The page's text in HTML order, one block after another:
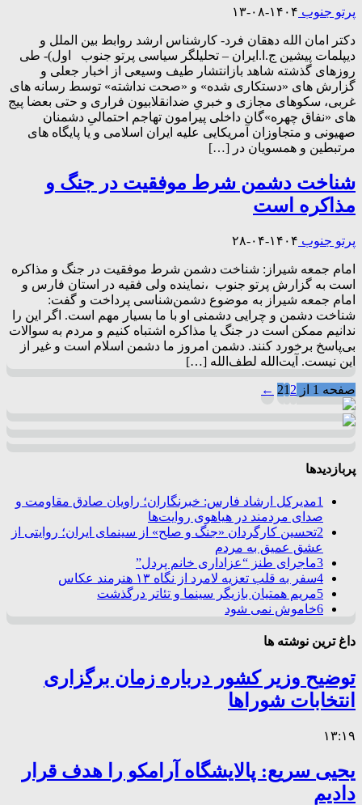
پرتو جنوب ۱۴۰۴-۰۸-۱۳
دکتر امان الله دهقان فرد- کارشناس ارشد روابط بین الملل و
دیپلمات پیشین ج.ا.ایران – تحلیلگر سیاسی پرتو جنوب اول)- طی
روزهای گذشته شاهد بازانتشار طیف وسیعی از اخبار جعلی و
گزارش های «دستکاری شده» و «صحت نداشته» توسط رسانه های
غربی، سکوهای مجازی و خبریِ ضدانقلابیون فراری و حتی بعضا پیج
های «نفاق چهره»گان داخلی پیرامون تهاجم احتمالیِ دشمنان
صهیونی و متجاوزان آمریکایی علیه ایران اسلامی و یا پایگاه های
مرتبطین و همسویان در […]
شناخت دشمن‌ شرط موفقیت در جنگ و
مذاکره است
پرتو جنوب ۱۴۰۴-۰۴-۲۸
امام جمعه شیراز: شناخت دشمن‌ شرط موفقیت در جنگ و مذاکره
است به گزارش پرتو جنوب ،نماینده ولی فقیه در استان فارس و
امام جمعه شیراز به موضوع دشمن‌شناسی پرداخت و گفت:
شناخت دشمن و چرایی دشمنی او با ما بسیار مهم است. اگر این را
ندانیم ممکن است در جنگ یا مذاکره اشتباه کنیم و مردم به سوالات
بی‌پاسخ برخورد کنند. دشمن امروز ما دشمن اسلام است و غیر از
این نیست. آیت‌الله لطف‌الله […]
صفحه 1 از 2 12
←
پربازدیدها
1مدیرکل ارشاد فارس: خبرنگاران؛ راویان صادق مقاومت و
صدای مردمند در هیاهوی روایت‌ها
2تحسین کارگردان «جنگ و صلح» از سینمای ایران؛ روایتی از
عشق عمیق به مردم
3ماجرای طنز “عزاداری خانم پردل”
4سفر به قلب تعزیه لامرد از نگاه ۱۳ هنرمند عکاس
5مریم همتیان بازیگر سینما و تئاتر درگذشت
6خاموش نمی شود
داغ ترین نوشته ها
توضیح وزیر کشور درباره زمان برگزاری
انتخابات شوراها
۱۳:۱۹
یحیی سریع: پالایشگاه آرامکو را هدف قرار
دادیم